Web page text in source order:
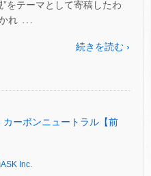
をテーマとして寄稿したわ
れ …
続きを読む ›
カーボンニュートラル【前
ASK Inc.